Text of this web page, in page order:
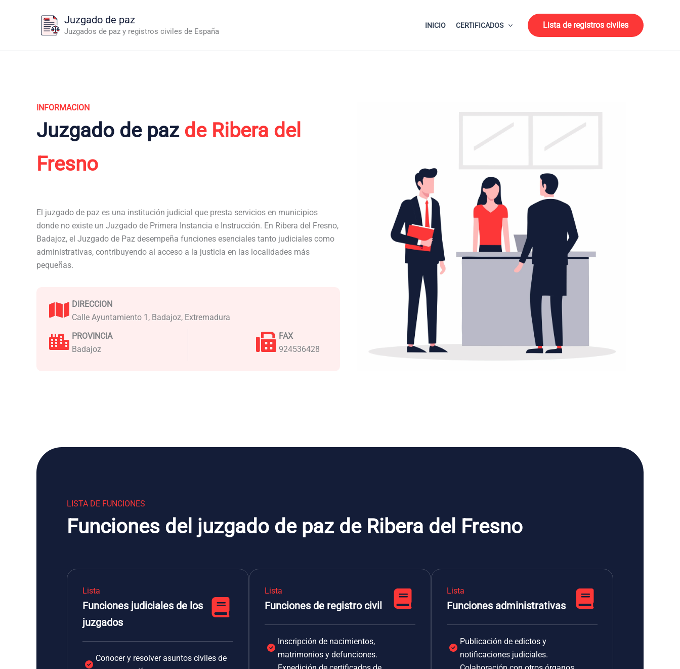
Juzgado de paz
Juzgados de paz y registros civiles de España
INICIO CERTIFICADOS Lista de registros civiles
INFORMACION
Juzgado de paz de Ribera del
Fresno
El juzgado de paz es una institución judicial que presta servicios en municipios
donde no existe un Juzgado de Primera Instancia e Instrucción. En Ribera del Fresno,
Badajoz, el Juzgado de Paz desempeña funciones esenciales tanto judiciales como
administrativas, contribuyendo al acceso a la justicia en las localidades más
pequeñas.
DIRECCION
Calle Ayuntamiento 1, Badajoz, Extremadura
PROVINCIA
Badajoz
FAX
924536428
LISTA DE FUNCIONES
Funciones del juzgado de paz de Ribera del Fresno
Lista
Funciones judiciales de los
juzgados
Conocer y resolver asuntos civiles de
Lista
Funciones de registro civil
Inscripción de nacimientos,
matrimonios y defunciones.
Lista
Funciones administrativas
Publicación de edictos y
notificaciones judiciales.